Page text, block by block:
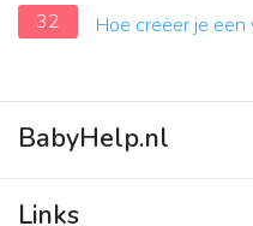
32
Hoe creëer je een
BabyHelp.nl
Links